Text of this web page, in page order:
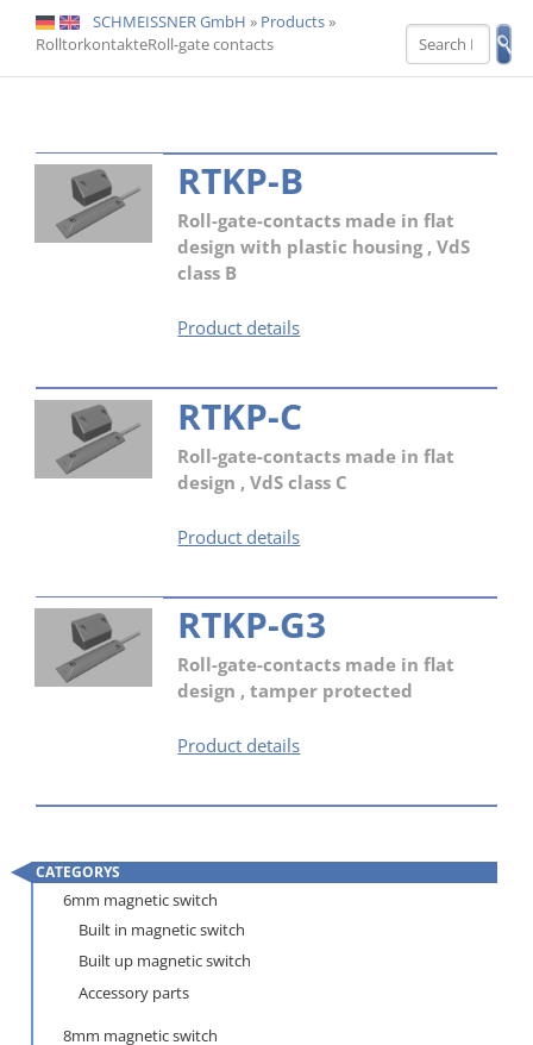
DE EN SCHMEISSNER GmbH » Products»
RolltorkontakteRoll-gate contacts
RTKP-B
Roll-gate-contacts made in flat
design with plastic housing , VdS
class B
Product detailsRTKP-
RTKP-C
Roll-gate-contacts made in flat
design , VdS class C
Product detailsRTKP-
RTKP-G3
Roll-gate-contacts made in flat
design , tamper protected
Product detailsRTKP-
CATEGORYS
Skip
navigation
6mm magnetic switch
Built in magnetic switch
Built up magnetic switch
Accessory parts
8mm magnetic switch